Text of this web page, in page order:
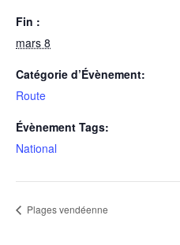
Fin :
mars 8
Catégorie d’Évènement:
Route
Évènement Tags:
National
Plages vendéenne